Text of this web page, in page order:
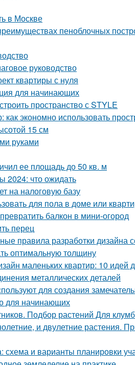
в Москве
пеноблочных
руководство
квартиры с нуля
для начинающих
пространство с STYLE
экономно использовать
15 см
руками
ее площадь до 50 кв. м
что ожидать
на налоговую базу
для пола в доме или
балкон в мини-огород
перец
правила разработки дизайна
оптимальную толщину
маленьких квартир: 10 идей
металлических деталей
для создания
для начинающих
Подбор растений Для
и двулетние растения.
и варианты планировки